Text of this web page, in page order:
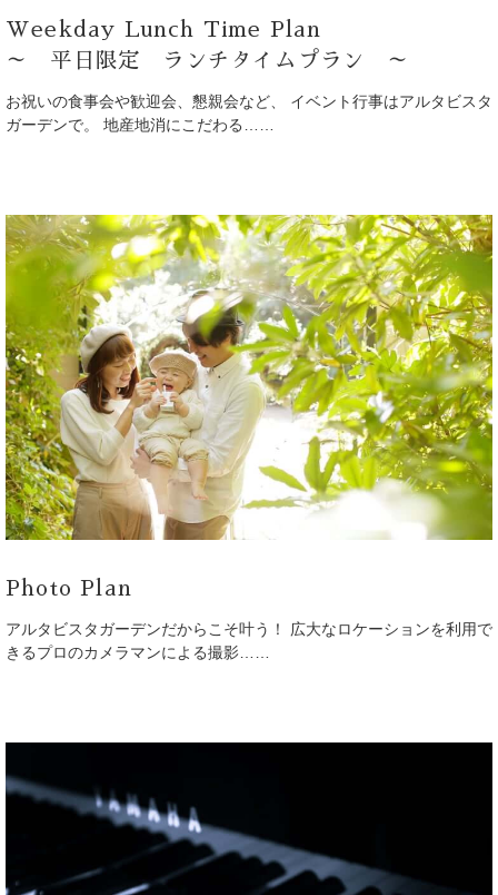
Weekday Lunch Time Plan
～ 平日限定 ランチタイムプラン ～
お祝いの食事会や歓迎会、懇親会など、 イベント行事はアルタビスタ
ガーデンで。 地産地消にこだわる……
Photo Plan
アルタビスタガーデンだからこそ叶う！ 広大なロケーションを利用で
きるプロのカメラマンによる撮影……